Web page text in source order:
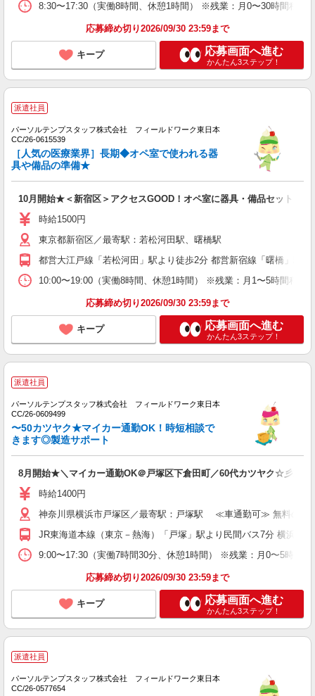
8:30〜17:30（実働8時間、休憩1時間） ※残業：月0〜30時間程
応募締め切り2026/09/30 23:59まで
キープ 応募画面へ進む
かんたん3ステップ！
派遣社員
パーソルテンプスタッフ株式会社 フィールドワーク東日本
CC/26-0615539
［人気の医療業界］長期◆オペ室で使われる器
具や備品の準備★
10月開始★＜新宿区＞アクセスGOOD！オペ室に器具・備品セット☆土
時給1500円
東京都新宿区／最寄駅：若松河田駅、曙橋駅
都営大江戸線「若松河田」駅より徒歩2分 都営新宿線「曙橋」駅よ
10:00〜19:00（実働8時間、休憩1時間） ※残業：月1〜5時間程
応募締め切り2026/09/30 23:59まで
キープ 応募画面へ進む
かんたん3ステップ！
派遣社員
パーソルテンプスタッフ株式会社 フィールドワーク東日本
CC/26-0609499
〜50カツヤク★マイカー通勤OK！時短相談で
きます◎製造サポート
8月開始★＼マイカー通勤OK＠戸塚区下倉田町／60代カツヤク☆彡製造
時給1400円
神奈川県横浜市戸塚区／最寄駅：戸塚駅 ≪車通勤可≫ 無料の駐
JR東海道本線（東京－熱海）「戸塚」駅より民間バス7分 横浜市
9:00〜17:30（実働7時間30分、休憩1時間） ※残業：月0〜5時間
応募締め切り2026/09/30 23:59まで
キープ 応募画面へ進む
かんたん3ステップ！
派遣社員
パーソルテンプスタッフ株式会社 フィールドワーク東日本
CC/26-0577654